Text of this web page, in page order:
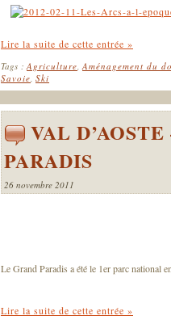
Lire la suite de cette entrée »
Tags :Agriculture,Aménagement du
Savoie, Ski
VAL
PARADIS
26 novembre 2011
Le Grand Paradis a été le 1er parc national
Lire la suite de cette entrée »